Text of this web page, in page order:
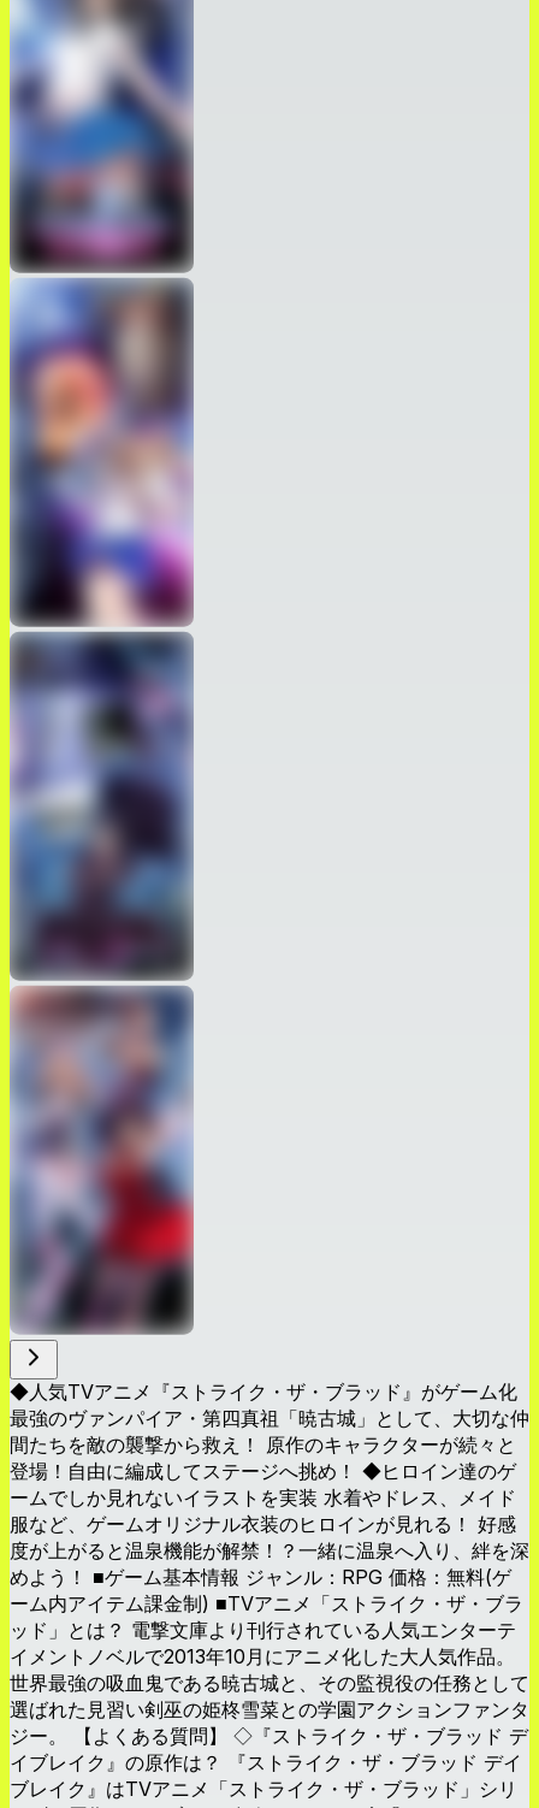
◆人気TVアニメ『ストライク・ザ・ブラッド』がゲーム化
最強のヴァンパイア・第四真祖「暁古城」として、大切な仲
間たちを敵の襲撃から救え！ 原作のキャラクターが続々と
登場！自由に編成してステージへ挑め！ ◆ヒロイン達のゲ
ームでしか見れないイラストを実装 水着やドレス、メイド
服など、ゲームオリジナル衣装のヒロインが見れる！ 好感
度が上がると温泉機能が解禁！？一緒に温泉へ入り、絆を深
めよう！ ■ゲーム基本情報 ジャンル：RPG 価格：無料(ゲ
ーム内アイテム課金制) ■TVアニメ「ストライク・ザ・ブラ
ッド」とは？ 電撃文庫より刊行されている人気エンターテ
イメントノベルで2013年10月にアニメ化した大人気作品。
世界最強の吸血鬼である暁古城と、その監視役の任務として
選ばれた見習い剣巫の姫柊雪菜との学園アクションファンタ
ジー。 【よくある質問】 ◇『ストライク・ザ・ブラッド デ
イブレイク』の原作は？ 『ストライク・ザ・ブラッド デイ
ブレイク』はTVアニメ「ストライク・ザ・ブラッド」シリ